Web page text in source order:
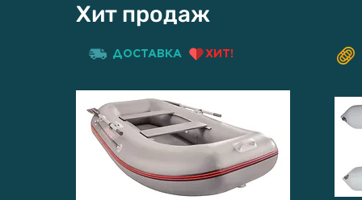
Хит продаж
ДОСТАВКА ХИТ!